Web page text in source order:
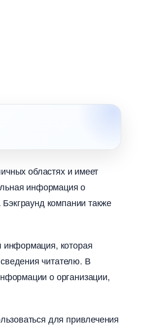
областях и имеет
информация о
компании также
которая
сведения читателю.​
о организации,
для привлечения